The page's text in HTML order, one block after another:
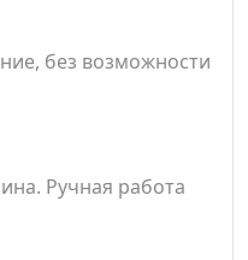
без возможности
Ручная работа